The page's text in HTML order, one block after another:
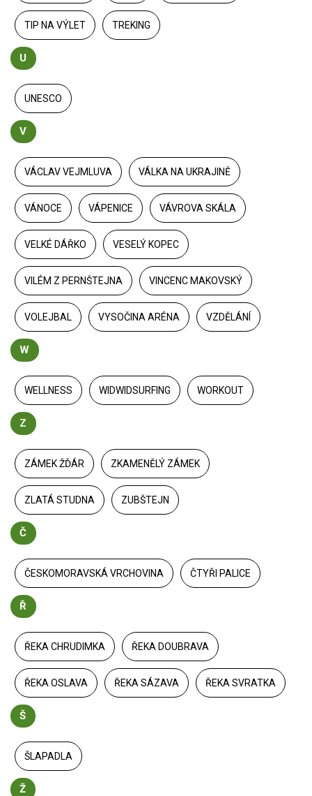
TIP NA VÝLET TREKING
U
UNESCO
V
VÁCLAV VEJMLUVA VÁLKA NA UKRAJINĚ
VÁNOCE VÁPENICE VÁVROVA SKÁLA
VELKÉ DÁŘKO VESELÝ KOPEC
VILÉM Z PERNŠTEJNA VINCENC MAKOVSKÝ
VOLEJBAL VYSOČINA ARÉNA VZDĚLÁNÍ
W
WELLNESS WIDWIDSURFING WORKOUT
Z
ZÁMEK ŽĎÁR ZKAMENĚLÝ ZÁMEK
ZLATÁ STUDNA ZUBŠTEJN
Č
ČESKOMORAVSKÁ VRCHOVINA ČTYŘI PALICE
Ř
ŘEKA CHRUDIMKA ŘEKA DOUBRAVA
ŘEKA OSLAVA ŘEKA SÁZAVA ŘEKA SVRATKA
Š
ŠLAPADLA
Ž